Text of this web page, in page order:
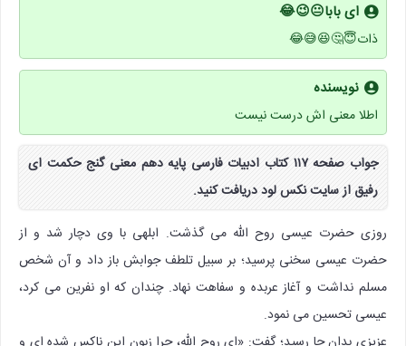
ای بابا😐😉😂
ذات😇🤔😆😅😂
نویسنده
اطلا معنی اش درست نیست
جواب صفحه ۱۱۷ کتاب ادبیات فارسی پایه دهم معنی گنج حکمت ای
رفیق از سایت نکس لود دریافت کنید.
روزی حضرت عیسی روح الله می گذشت. ابلهی با وی دچار شد و از
حضرت عیسی سخنی پرسید؛ بر سبیل تلطف جوابش باز داد و آن شخص
مسلم نداشت و آغاز عربده و سفاهت نهاد. چندان که او نفرین می کرد،
عیسی تحسین می نمود.